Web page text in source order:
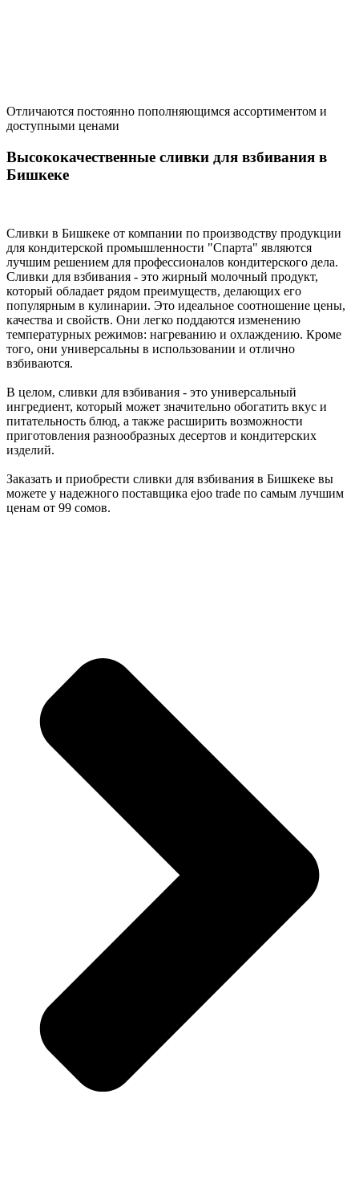
Отличаются постоянно пополняющимся ассортиментом и
доступными ценами
Высококачественные сливки для взбивания в
Бишкеке
Сливки в Бишкеке от компании по производству продукции
для кондитерской промышленности "Спарта" являются
лучшим решением для профессионалов кондитерского дела.
Сливки для взбивания - это жирный молочный продукт,
который обладает рядом преимуществ, делающих его
популярным в кулинарии. Это идеальное соотношение цены,
качества и свойств. Они легко поддаются изменению
температурных режимов: нагреванию и охлаждению. Кроме
того, они универсальны в использовании и отлично
взбиваются.
В целом, сливки для взбивания - это универсальный
ингредиент, который может значительно обогатить вкус и
питательность блюд, а также расширить возможности
приготовления разнообразных десертов и кондитерских
изделий.
Заказать и приобрести сливки для взбивания в Бишкеке вы
можете у надежного поставщика ejoo trade по самым лучшим
ценам от 99 сомов.